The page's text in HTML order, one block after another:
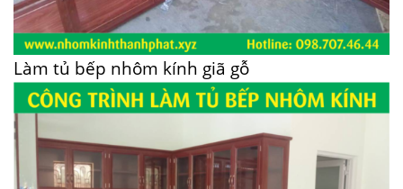
Làm tủ bếp nhôm kính giã gỗ